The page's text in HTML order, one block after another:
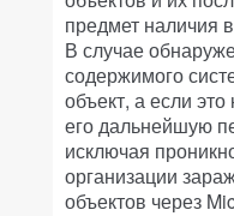
предмет наличия
В случае
содержимого
объект, а если
его дальнейшую
исключая
организации
объектов через